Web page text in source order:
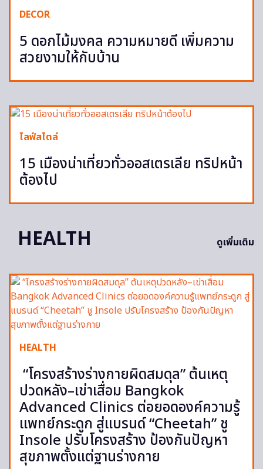
DECOR
5 ดอกไม้มงคล ความหมายดี เพิ่มความ
สวยงามให้กับบ้าน
ไลฟ์สไตล์
15 เมืองน่าเที่ยวทั่วออสเตรเลีย ทริปหน้า
ต้องไป
HEALTH ดูเพิ่มเติม
HEALTH
“โครงสร้างร่างกายผิดสมดุล” ต้นเหตุ
ปวดหลัง–เข่าเสื่อม Bangkok
Advanced Clinics ต่อยอดองค์ความรู้
แพทย์กระดูก สู่แบรนด์ “Cheetah” ชู
Insole ปรับโครงสร้าง ป้องกันปัญหา
สุขภาพตั้งแต่ฐานร่างกาย